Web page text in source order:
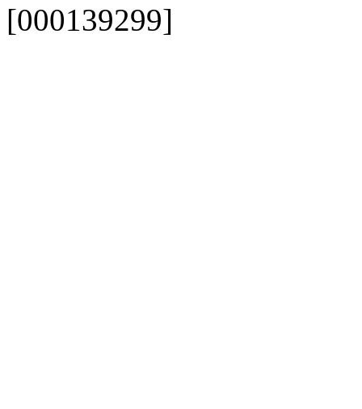
[000139299]